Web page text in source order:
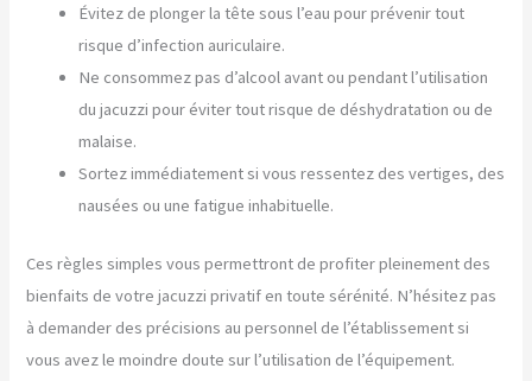
Évitez de plonger la tête sous l’eau pour prévenir tout
risque d’infection auriculaire.
Ne consommez pas d’alcool avant ou pendant l’utilisation
du jacuzzi pour éviter tout risque de déshydratation ou de
malaise.
Sortez immédiatement si vous ressentez des vertiges, des
nausées ou une fatigue inhabituelle.
Ces règles simples vous permettront de profiter pleinement des
bienfaits de votre jacuzzi privatif en toute sérénité. N’hésitez pas
à demander des précisions au personnel de l’établissement si
vous avez le moindre doute sur l’utilisation de l’équipement.